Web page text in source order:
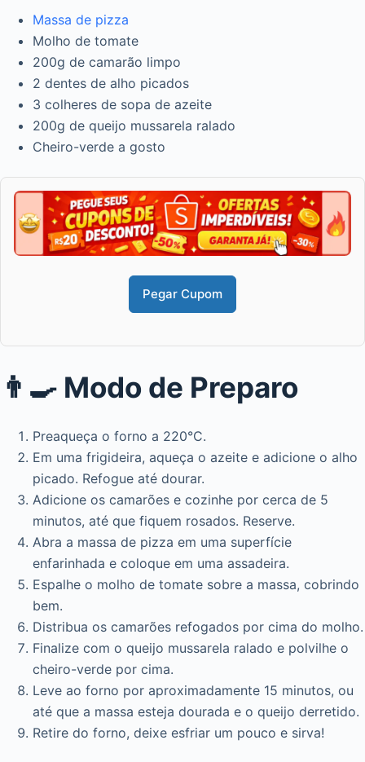
Massa de pizza
Molho de tomate
200g de camarão limpo
2 dentes de alho picados
3 colheres de sopa de azeite
200g de queijo mussarela ralado
Cheiro-verde a gosto
Pegar Cupom
👨‍🍳 Modo de Preparo
Preaqueça o forno a 220°C.
Em uma frigideira, aqueça o azeite e adicione o alho
picado. Refogue até dourar.
Adicione os camarões e cozinhe por cerca de 5
minutos, até que fiquem rosados. Reserve.
Abra a massa de pizza em uma superfície
enfarinhada e coloque em uma assadeira.
Espalhe o molho de tomate sobre a massa, cobrindo
bem.
Distribua os camarões refogados por cima do molho.
Finalize com o queijo mussarela ralado e polvilhe o
cheiro-verde por cima.
Leve ao forno por aproximadamente 15 minutos, ou
até que a massa esteja dourada e o queijo derretido.
Retire do forno, deixe esfriar um pouco e sirva!